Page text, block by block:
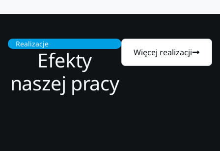
Realizacje
Efekty
naszej pracy
Więcej realizacji